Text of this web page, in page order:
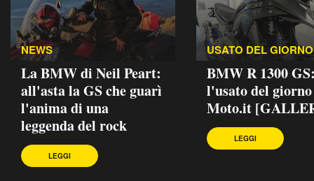
NEWS
La BMW di Neil Peart:
all'asta la GS che guarì
l'anima di una
leggenda del rock
LEGGI
USATO DEL GIORNO
BMW R 1300
l'usato del
Moto.it
LEGGI